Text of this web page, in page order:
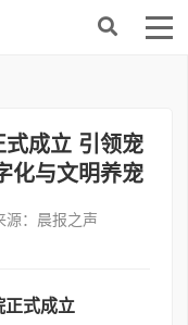
成立 引领宠
化与文明养宠
源：晨报之声
正式成立